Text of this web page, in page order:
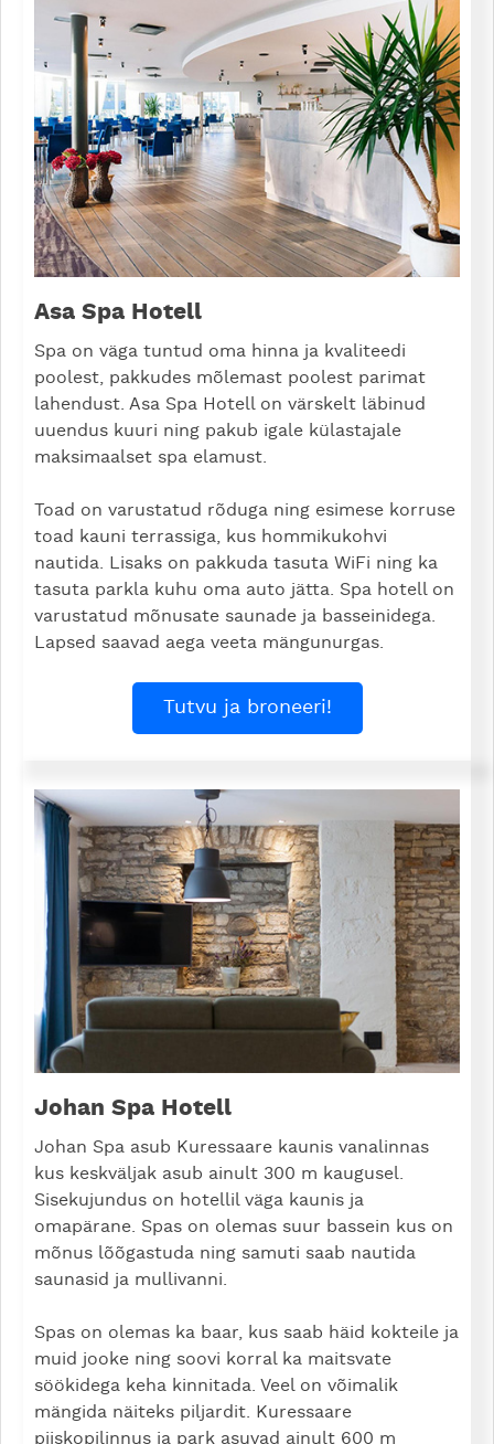
Asa Spa Hotell
Spa on väga tuntud oma hinna ja kvaliteedi
poolest, pakkudes mõlemast poolest parimat
lahendust. Asa Spa Hotell on värskelt läbinud
uuendus kuuri ning pakub igale külastajale
maksimaalset spa elamust.
Toad on varustatud rõduga ning esimese korruse
toad kauni terrassiga, kus hommikukohvi
nautida. Lisaks on pakkuda tasuta WiFi ning ka
tasuta parkla kuhu oma auto jätta. Spa hotell on
varustatud mõnusate saunade ja basseinidega.
Lapsed saavad aega veeta mängunurgas.
Tutvu ja broneeri!
Johan Spa Hotell
Johan Spa asub Kuressaare kaunis vanalinnas
kus keskväljak asub ainult 300 m kaugusel.
Sisekujundus on hotellil väga kaunis ja
omapärane. Spas on olemas suur bassein kus on
mõnus lõõgastuda ning samuti saab nautida
saunasid ja mullivanni.
Spas on olemas ka baar, kus saab häid kokteile ja
muid jooke ning soovi korral ka maitsvate
söökidega keha kinnitada. Veel on võimalik
mängida näiteks piljardit. Kuressaare
piiskopilinnus ja park asuvad ainult 600 m